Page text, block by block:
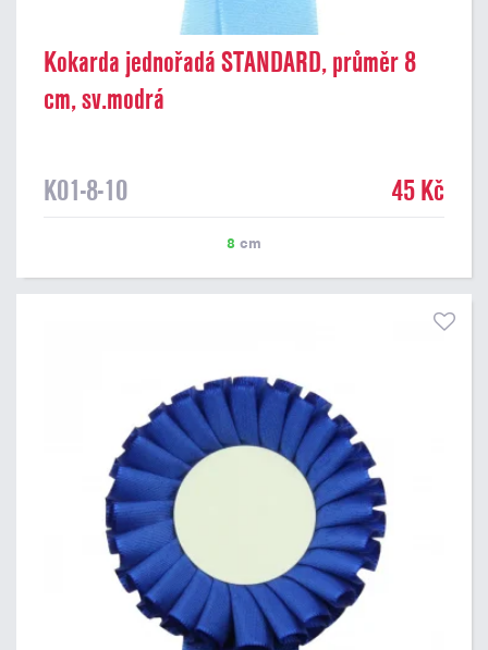
Kokarda jednořadá STANDARD, průměr 8
cm, sv.modrá
K01-8-10 45 Kč
8 cm